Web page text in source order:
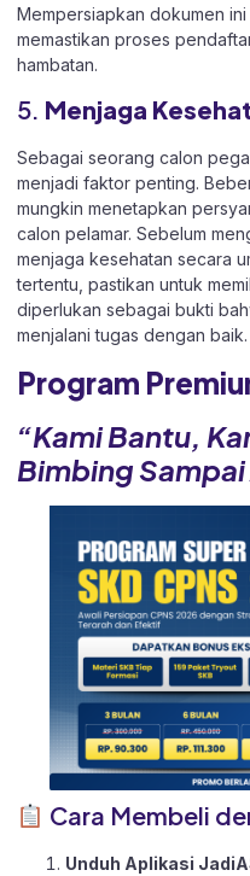
Mempersiapkan dokumen
memastikan proses
hambatan.
5. Menjaga
Sebagai seorang calon
menjadi faktor penting.
mungkin menetapkan
calon pelamar. Sebelum
menjaga kesehatan secara
tertentu, pastikan untuk
diperlukan sebagai bukti
menjalani tugas dengan baik.
Program
“Kami Bantu,
Bimbing
Cara Membeli
Unduh Aplikasi